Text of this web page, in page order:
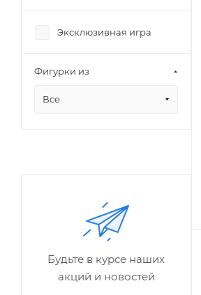
Эксклюзивная игра
Фигурки из
Все
Будьте в курсе наших
акций и новостей